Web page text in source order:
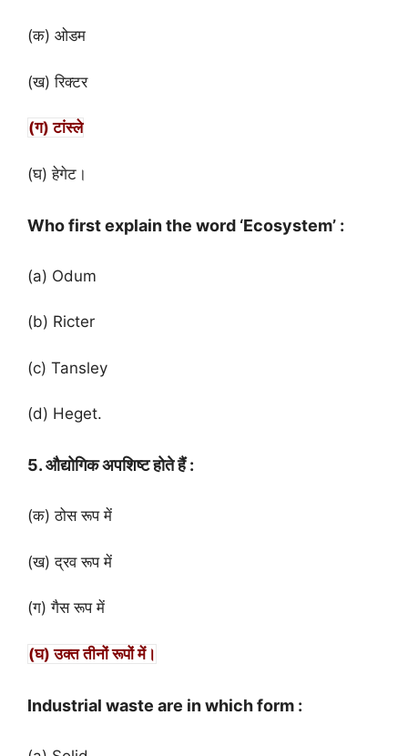
(क) ओडम
(ख) रिक्टर
(ग) टांस्ले
(घ) हेगेट।
Who first explain the word ‘Ecosystem’ :
(a) Odum
(b) Ricter
(c) Tansley
(d) Heget.
5. औद्योगिक अपशिष्ट होते हैं :
(क) ठोस रूप में
(ख) द्रव रूप में
(ग) गैस रूप में
(घ) उक्त तीनों रूपों में।
Industrial waste are in which form :